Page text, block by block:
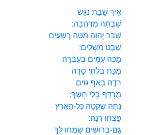
אֵיךְ שָׁבַת נגֵשׂ
שָׁבְתָה מַדְהֵבָה:
שָׁבַר יְהוָה מַטֵּה רְשָׁעִים
שֵׁבֶט משְׁלִים:
מַכֶּה עַמִּים בְּעֶבְרָה
מַכַּת בִּלְתִּי סָרָה
רדֶה בָאַף גּויִם
מֻרְדָּף בְּלִי חָשָׂךְ:
נָחָה שָׁקְטָה כָּל-הָאָרֶץ
פָּצְחוּ רִנָּה:
גַּם-בְּרושִׁים שָׂמְחוּ לְךָ